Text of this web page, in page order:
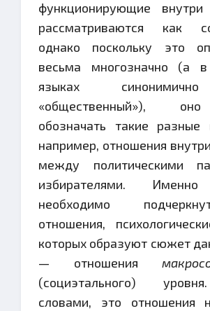
функционирующие внутри
рассматриваются как
однако поскольку это
весьма многозначно (а
языках
«общественный»),
обозначать такие разные
например, отношения
между политическими
избирателями.
необходимо
отношения,
которых образуют сюжет
— отношения
(социэтального)
словами, это отношения